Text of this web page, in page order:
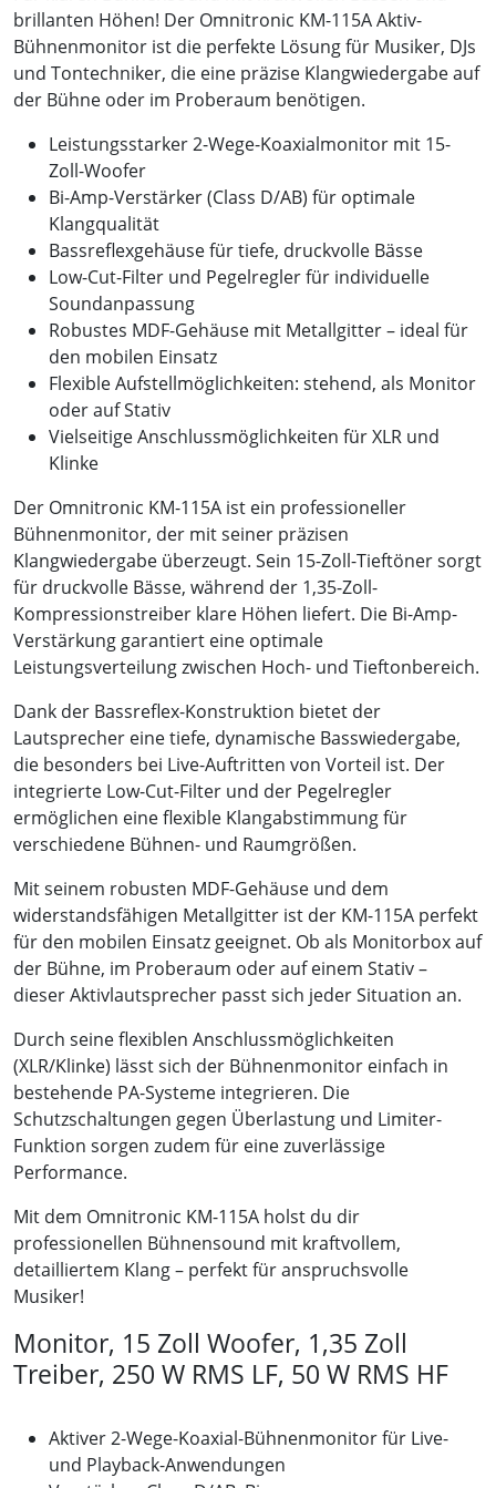
brillanten Höhen! Der Omnitronic KM-115A Aktiv-
Bühnenmonitor ist die perfekte Lösung für Musiker, DJs
und Tontechniker, die eine präzise Klangwiedergabe auf
der Bühne oder im Proberaum benötigen.
Leistungsstarker 2-Wege-Koaxialmonitor mit 15-
Zoll-Woofer
Bi-Amp-Verstärker (Class D/AB) für optimale
Klangqualität
Bassreflexgehäuse für tiefe, druckvolle Bässe
Low-Cut-Filter und Pegelregler für individuelle
Soundanpassung
Robustes MDF-Gehäuse mit Metallgitter – ideal für
den mobilen Einsatz
Flexible Aufstellmöglichkeiten: stehend, als Monitor
oder auf Stativ
Vielseitige Anschlussmöglichkeiten für XLR und
Klinke
Der Omnitronic KM-115A ist ein professioneller
Bühnenmonitor, der mit seiner präzisen
Klangwiedergabe überzeugt. Sein 15-Zoll-Tieftöner sorgt
für druckvolle Bässe, während der 1,35-Zoll-
Kompressionstreiber klare Höhen liefert. Die Bi-Amp-
Verstärkung garantiert eine optimale
Leistungsverteilung zwischen Hoch- und Tieftonbereich.
Dank der Bassreflex-Konstruktion bietet der
Lautsprecher eine tiefe, dynamische Basswiedergabe,
die besonders bei Live-Auftritten von Vorteil ist. Der
integrierte Low-Cut-Filter und der Pegelregler
ermöglichen eine flexible Klangabstimmung für
verschiedene Bühnen- und Raumgrößen.
Mit seinem robusten MDF-Gehäuse und dem
widerstandsfähigen Metallgitter ist der KM-115A perfekt
für den mobilen Einsatz geeignet. Ob als Monitorbox auf
der Bühne, im Proberaum oder auf einem Stativ –
dieser Aktivlautsprecher passt sich jeder Situation an.
Durch seine flexiblen Anschlussmöglichkeiten
(XLR/Klinke) lässt sich der Bühnenmonitor einfach in
bestehende PA-Systeme integrieren. Die
Schutzschaltungen gegen Überlastung und Limiter-
Funktion sorgen zudem für eine zuverlässige
Performance.
Mit dem Omnitronic KM-115A holst du dir
professionellen Bühnensound mit kraftvollem,
detailliertem Klang – perfekt für anspruchsvolle
Musiker!
Monitor, 15 Zoll Woofer, 1,35 Zoll
Treiber, 250 W RMS LF, 50 W RMS HF
Aktiver 2-Wege-Koaxial-Bühnenmonitor für Live-
und Playback-Anwendungen